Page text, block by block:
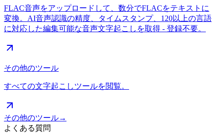
FLAC音声をアップロードして、数分でFLACをテキストに
変換。AI音声認識の精度、タイムスタンプ、120以上の言語
に対応した編集可能な音声文字起こしを取得 - 登録不要。
その他のツール
すべての文字起こしツールを閲覧。
その他のツール→
よくある質問